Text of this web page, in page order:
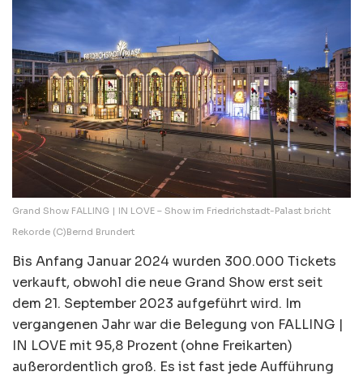
Grand Show FALLING | IN LOVE – Show im Friedrichstadt-Palast bricht
Rekorde (C)Bernd Brundert
Bis Anfang Januar 2024 wurden 300.000 Tickets
verkauft, obwohl die neue Grand Show erst seit
dem 21. September 2023 aufgeführt wird. Im
vergangenen Jahr war die Belegung von FALLING |
IN LOVE mit 95,8 Prozent (ohne Freikarten)
außerordentlich groß. Es ist fast jede Aufführung